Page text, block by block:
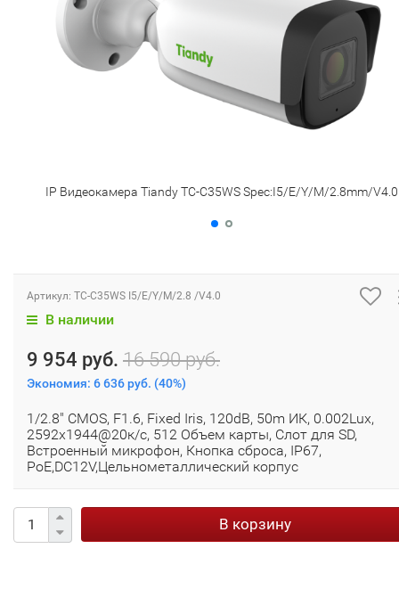
IP Видеокамера Tiandy TC-C35WS Spec:I5/E/Y/M/2.8mm/V4.0
Артикул: TC-C35WS I5/E/Y/M/2.8 /V4.0
В наличии
9 954 руб. 16 590 руб.
Экономия: 6 636 руб. (40%)
1/2.8" CMOS, F1.6, Fixed Iris, 120dB, 50m ИК, 0.002Lux,
2592x1944@20к/с, 512 Объем карты, Слот для SD,
Встроенный микрофон, Кнопка сброса, IP67,
PoE,DC12V,Цельнометаллический корпус
В корзину